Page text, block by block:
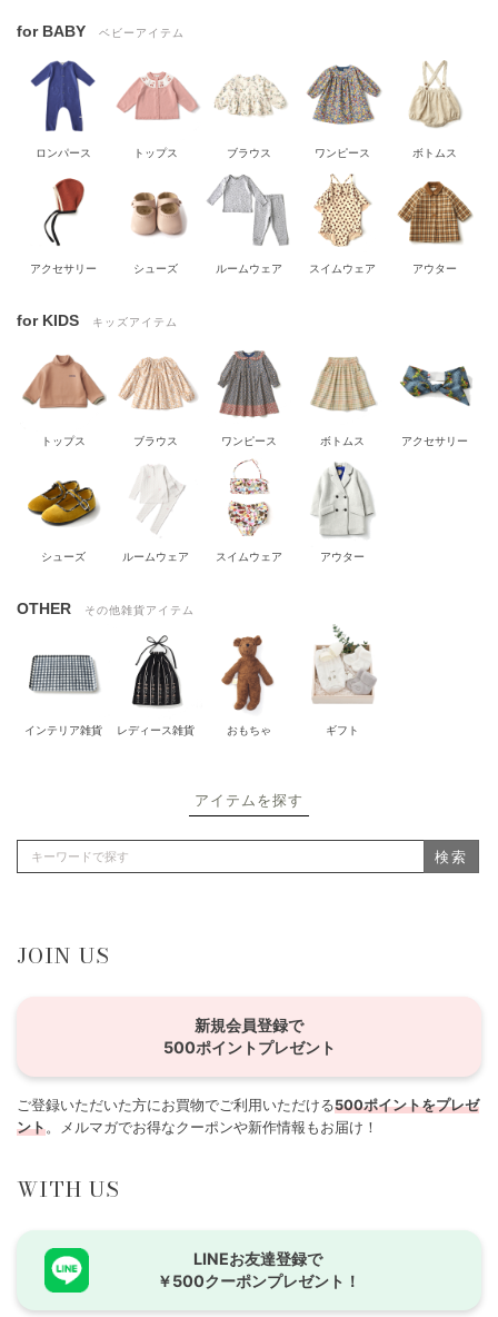
for BABY ベビーアイテム
ロンパース トップス ブラウス ワンピース ボトムス
アクセサリー シューズ ルームウェア スイムウェア アウター
for KIDS キッズアイテム
トップス ブラウス ワンピース ボトムス アクセサリー
シューズ ルームウェア スイムウェア アウター
OTHER その他雑貨アイテム
インテリア雑貨 レディース雑貨 おもちゃ ギフト
アイテムを探す
検索
JOIN US
新規会員登録で
500ポイントプレゼント
ご登録いただいた方にお買物でご利用いただける500ポイントをプレゼ
ント。メルマガでお得なクーポンや新作情報もお届け！
WITH US
LINEお友達登録で
￥500クーポンプレゼント！